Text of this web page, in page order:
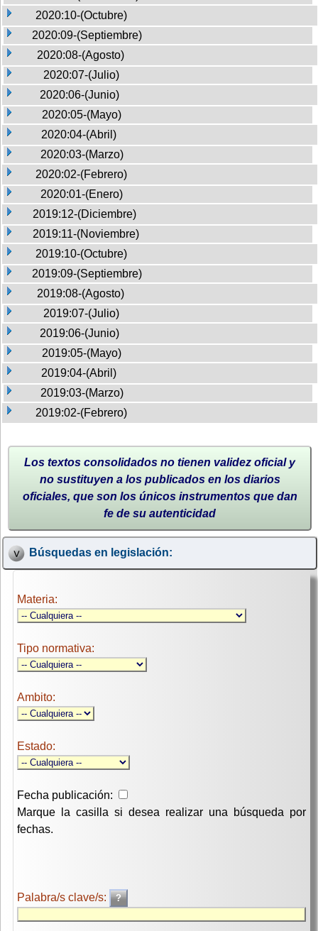
2020:10-(Octubre)
2020:09-(Septiembre)
2020:08-(Agosto)
2020:07-(Julio)
2020:06-(Junio)
2020:05-(Mayo)
2020:04-(Abril)
2020:03-(Marzo)
2020:02-(Febrero)
2020:01-(Enero)
2019:12-(Diciembre)
2019:11-(Noviembre)
2019:10-(Octubre)
2019:09-(Septiembre)
2019:08-(Agosto)
2019:07-(Julio)
2019:06-(Junio)
2019:05-(Mayo)
2019:04-(Abril)
2019:03-(Marzo)
2019:02-(Febrero)
Los textos consolidados no tienen validez oficial y
no sustituyen a los publicados en los diarios
oficiales, que son los únicos instrumentos que dan
fe de su autenticidad
Búsquedas en legislación:
Materia:
Tipo normativa:
Ambito:
Estado:
Fecha publicación:
Marque la casilla si desea realizar una búsqueda por
fechas.
Palabra/s clave/s: